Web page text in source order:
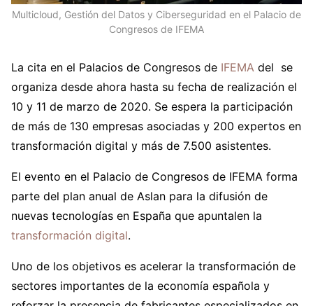
Multicloud, Gestión del Datos y Ciberseguridad en el Palacio de
Congresos de IFEMA
La cita en el Palacios de Congresos de IFEMA del se
organiza desde ahora hasta su fecha de realización el
10 y 11 de marzo de 2020. Se espera la participación
de más de 130 empresas asociadas y 200 expertos en
transformación digital y más de 7.500 asistentes.
El evento en el Palacio de Congresos de IFEMA forma
parte del plan anual de Aslan para la difusión de
nuevas tecnologías en España que apuntalen la
transformación digital.
Uno de los objetivos es acelerar la transformación de
sectores importantes de la economía española y